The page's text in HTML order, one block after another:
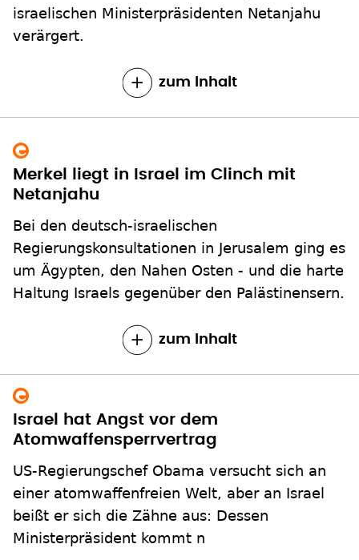
israelischen Ministerpräsidenten Netanjahu
verärgert.
zum Inhalt
Merkel liegt in Israel im Clinch mit
Netanjahu
Bei den deutsch-israelischen
Regierungskonsultationen in Jerusalem ging es
um Ägypten, den Nahen Osten - und die harte
Haltung Israels gegenüber den Palästinensern.
zum Inhalt
Israel hat Angst vor dem
Atomwaffensperrvertrag
US-Regierungschef Obama versucht sich an
einer atomwaffenfreien Welt, aber an Israel
beißt er sich die Zähne aus: Dessen
Ministerpräsident kommt n